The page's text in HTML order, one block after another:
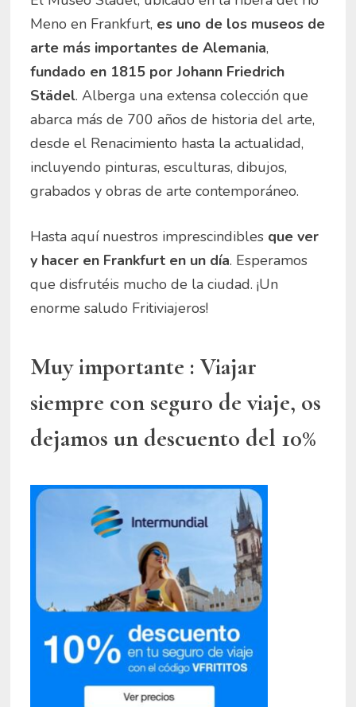
Meno en Frankfurt, es uno de los museos de
arte más importantes de Alemania,
fundado en 1815 por Johann Friedrich
Städel. Alberga una extensa colección que
abarca más de 700 años de historia del arte,
desde el Renacimiento hasta la actualidad,
incluyendo pinturas, esculturas, dibujos,
grabados y obras de arte contemporáneo.
Hasta aquí nuestros imprescindibles que ver
y hacer en Frankfurt en un día. Esperamos
que disfrutéis mucho de la ciudad. ¡Un
enorme saludo Fritiviajeros!
Muy importante : Viajar
siempre con seguro de viaje, os
dejamos un descuento del 10%